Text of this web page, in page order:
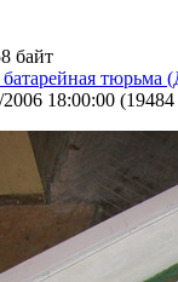
байт
батарейная
18:00:00 (